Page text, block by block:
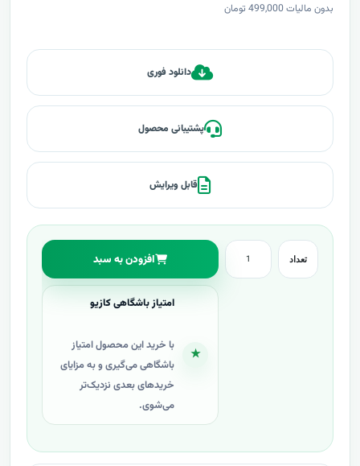
بدون مالیات 499,000 تومان
دانلود فوری
پشتیبانی محصول
قابل ویرایش
تعداد افزودن به سبد
★
امتیاز باشگاهی کازیو
با خرید این محصول امتیاز
باشگاهی می‌گیری و به مزایای
خریدهای بعدی نزدیک‌تر
می‌شوی.